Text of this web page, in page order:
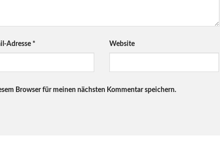
Adresse * Website
Browser für meinen nächsten Kommentar speichern.